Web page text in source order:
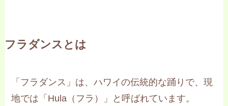
フラダンスとは
「フラダンス」は、ハワイの伝統的な踊りで、現
地では「Hula（フラ）」と呼ばれています。